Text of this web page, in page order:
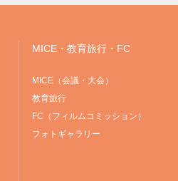
MICE・教育旅行・FC
MICE（会議・大会）
教育旅行
FC（フィルムコミッション）
フォトギャラリー